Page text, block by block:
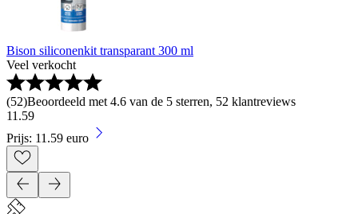
Bison siliconenkit transparant 300 ml
Veel verkocht
(52)Beoordeeld met 4.6 van de 5 sterren, 52 klantreviews
11 .59
Prijs: 11.59 euro